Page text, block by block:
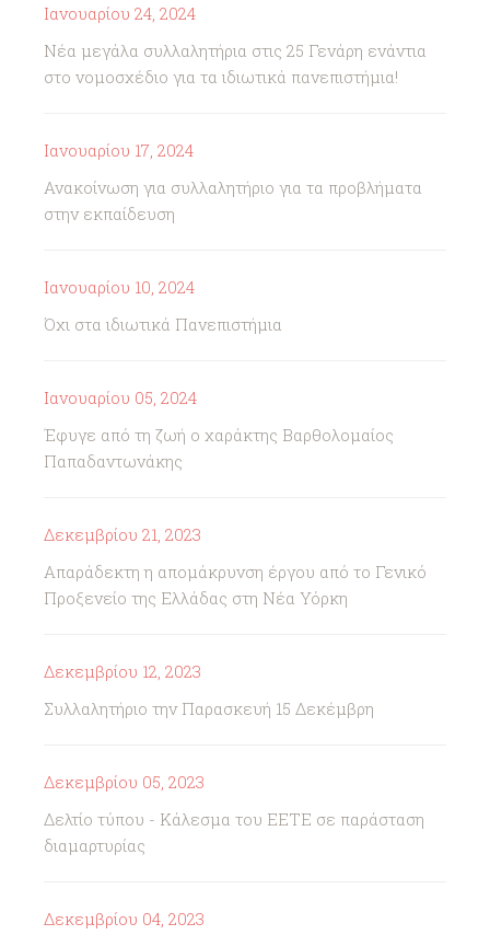
Ιανουαρίου 24, 2024
Νέα μεγάλα συλλαλητήρια στις 25 Γενάρη ενάντια
στο νομοσχέδιο για τα ιδιωτικά πανεπιστήμια!
Ιανουαρίου 17, 2024
Ανακοίνωση για συλλαλητήριο για τα προβλήματα
στην εκπαίδευση
Ιανουαρίου 10, 2024
Όχι στα ιδιωτικά Πανεπιστήμια
Ιανουαρίου 05, 2024
Έφυγε από τη ζωή ο χαράκτης Βαρθολομαίος
Παπαδαντωνάκης
Δεκεμβρίου 21, 2023
Απαράδεκτη η απομάκρυνση έργου από το Γενικό
Προξενείο της Ελλάδας στη Νέα Υόρκη
Δεκεμβρίου 12, 2023
Συλλαλητήριο την Παρασκευή 15 Δεκέμβρη
Δεκεμβρίου 05, 2023
Δελτίο τύπου - Κάλεσμα του ΕΕΤΕ σε παράσταση
διαμαρτυρίας
Δεκεμβρίου 04, 2023